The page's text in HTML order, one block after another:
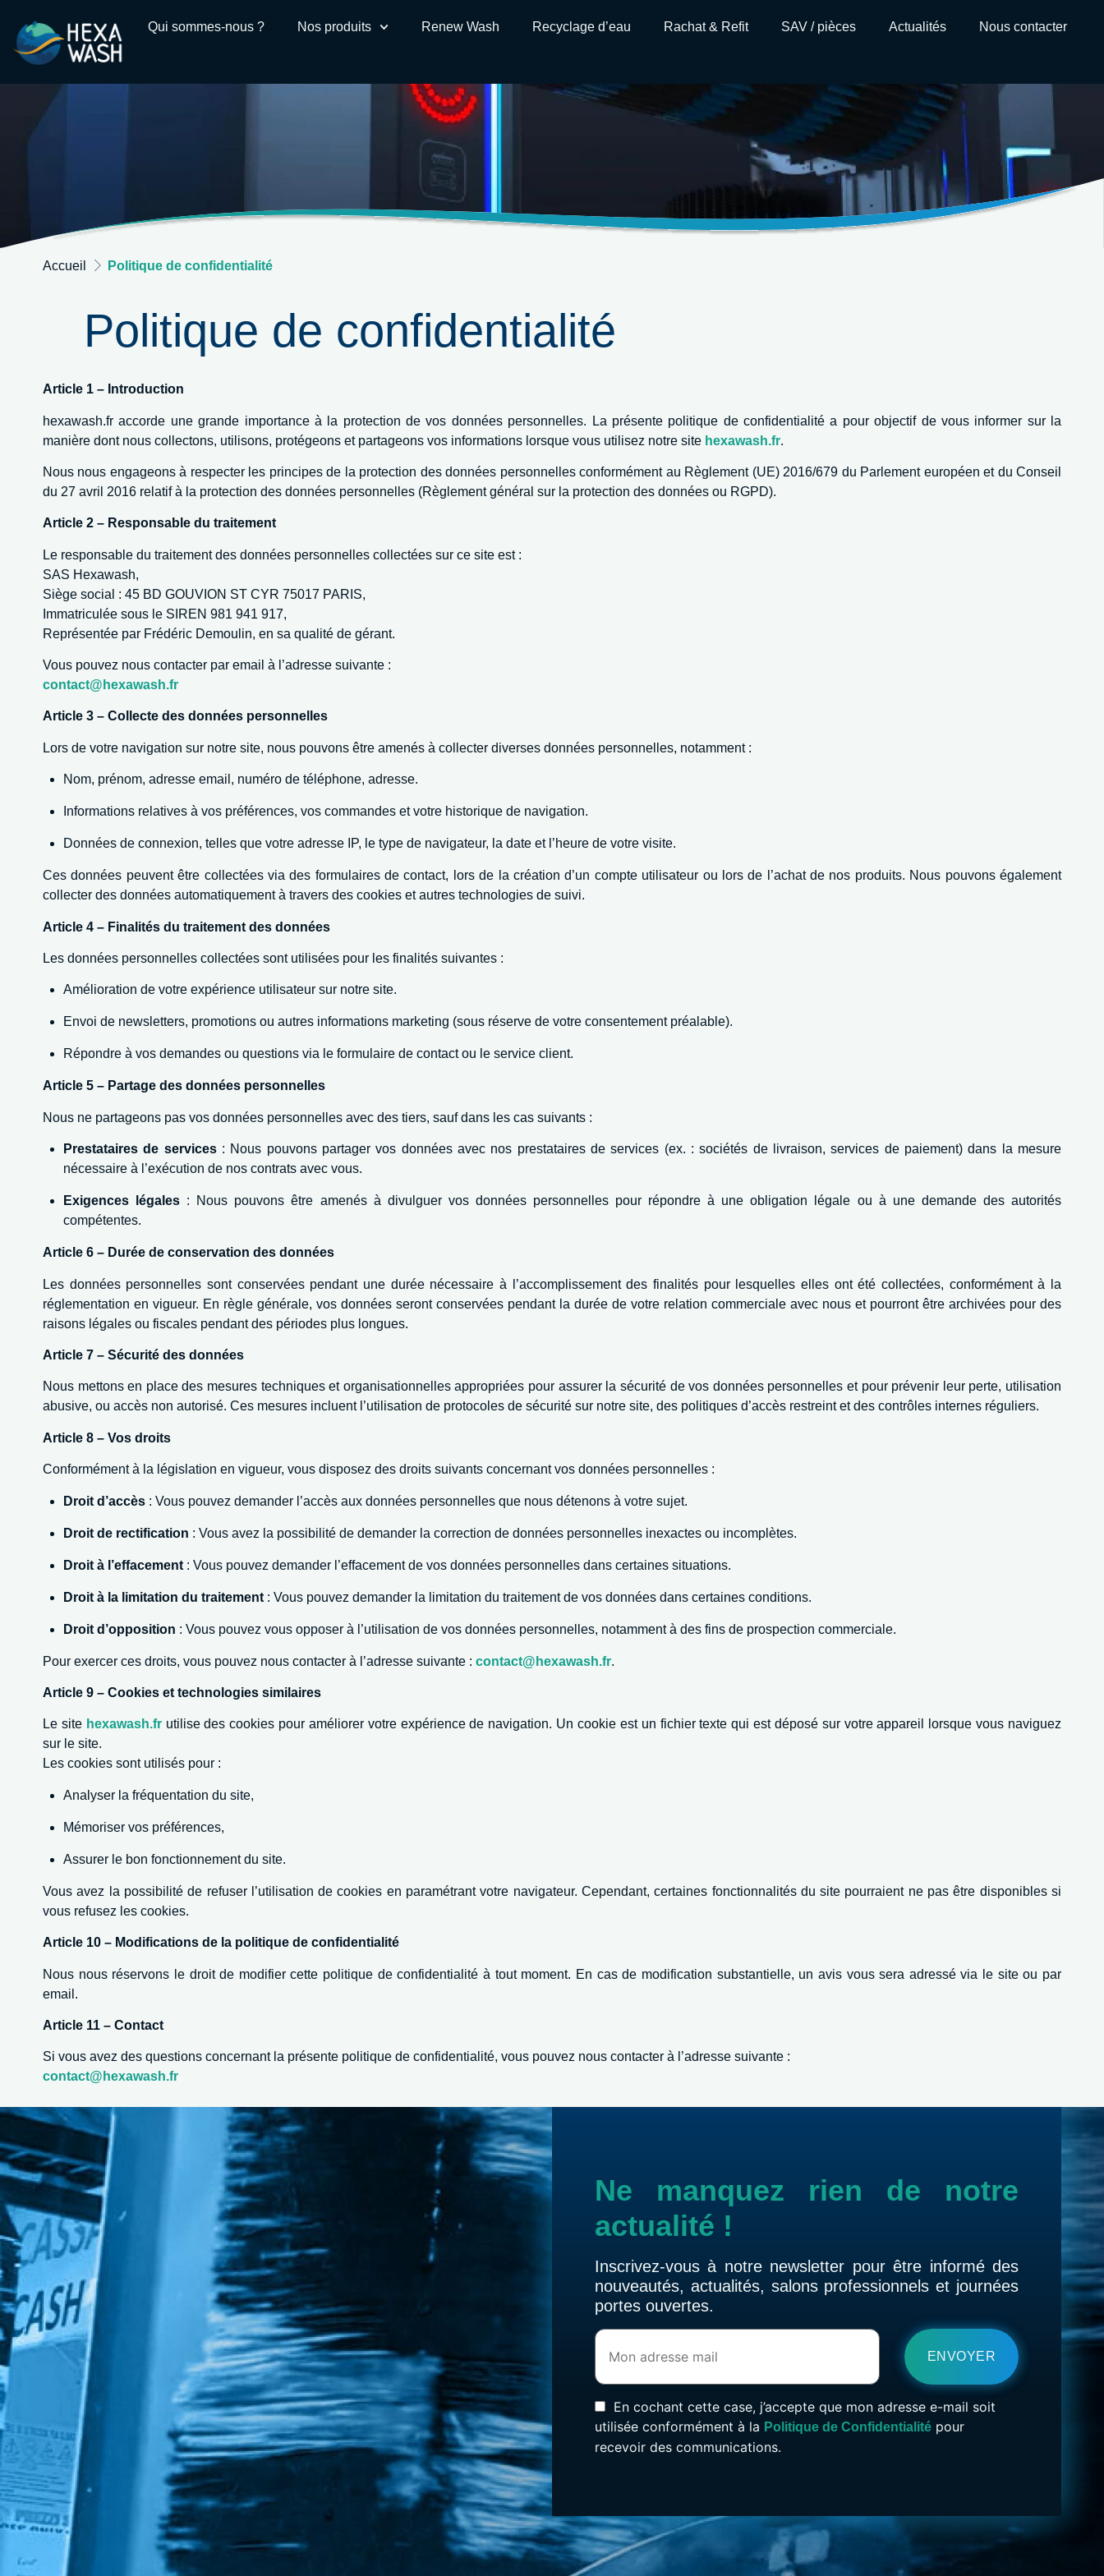
Qui sommes-nous ? Nos produits Renew Wash Recyclage d’eau Rachat & Refit SAV / pièces Actualités Nous contacter
Accueil Politique de confidentialité
Politique de confidentialité
Article 1 – Introduction
hexawash.fr accorde une grande importance à la protection de vos données personnelles. La présente politique de confidentialité a pour objectif de vous informer sur la
manière dont nous collectons, utilisons, protégeons et partageons vos informations lorsque vous utilisez notre site hexawash.fr.
Nous nous engageons à respecter les principes de la protection des données personnelles conformément au Règlement (UE) 2016/679 du Parlement européen et du Conseil
du 27 avril 2016 relatif à la protection des données personnelles (Règlement général sur la protection des données ou RGPD).
Article 2 – Responsable du traitement
Le responsable du traitement des données personnelles collectées sur ce site est :
SAS Hexawash,
Siège social : 45 BD GOUVION ST CYR 75017 PARIS,
Immatriculée sous le SIREN 981 941 917,
Représentée par Frédéric Demoulin, en sa qualité de gérant.
Vous pouvez nous contacter par email à l’adresse suivante :
contact@hexawash.fr
Article 3 – Collecte des données personnelles
Lors de votre navigation sur notre site, nous pouvons être amenés à collecter diverses données personnelles, notamment :
Nom, prénom, adresse email, numéro de téléphone, adresse.
Informations relatives à vos préférences, vos commandes et votre historique de navigation.
Données de connexion, telles que votre adresse IP, le type de navigateur, la date et l’heure de votre visite.
Ces données peuvent être collectées via des formulaires de contact, lors de la création d’un compte utilisateur ou lors de l’achat de nos produits. Nous pouvons également
collecter des données automatiquement à travers des cookies et autres technologies de suivi.
Article 4 – Finalités du traitement des données
Les données personnelles collectées sont utilisées pour les finalités suivantes :
Amélioration de votre expérience utilisateur sur notre site.
Envoi de newsletters, promotions ou autres informations marketing (sous réserve de votre consentement préalable).
Répondre à vos demandes ou questions via le formulaire de contact ou le service client.
Article 5 – Partage des données personnelles
Nous ne partageons pas vos données personnelles avec des tiers, sauf dans les cas suivants :
Prestataires de services: Nous pouvons partager vos données avec nos prestataires de services (ex. : sociétés de livraison, services de paiement) dans la mesure
nécessaire à l’exécution de nos contrats avec vous.
Exigences légales : Nous pouvons être amenés à divulguer vos données personnelles pour répondre à une obligation légale ou à une demande des autorités
compétentes.
Article 6 – Durée de conservation des données
Les données personnelles sont conservées pendant une durée nécessaire à l’accomplissement des finalités pour lesquelles elles ont été collectées, conformément à la
réglementation en vigueur. En règle générale, vos données seront conservées pendant la durée de votre relation commerciale avec nous et pourront être archivées pour des
raisons légales ou fiscales pendant des périodes plus longues.
Article 7 – Sécurité des données
Nous mettons en place des mesures techniques et organisationnelles appropriées pour assurer la sécurité de vos données personnelles et pour prévenir leur perte, utilisation
abusive, ou accès non autorisé. Ces mesures incluent l’utilisation de protocoles de sécurité sur notre site, des politiques d’accès restreint et des contrôles internes réguliers.
Article 8 – Vos droits
Conformément à la législation en vigueur, vous disposez des droits suivants concernant vos données personnelles :
Droit d’accès : Vous pouvez demander l’accès aux données personnelles que nous détenons à votre sujet.
Droit de rectification : Vous avez la possibilité de demander la correction de données personnelles inexactes ou incomplètes.
Droit à l’effacement : Vous pouvez demander l’effacement de vos données personnelles dans certaines situations.
Droit à la limitation du traitement : Vous pouvez demander la limitation du traitement de vos données dans certaines conditions.
Droit d’opposition : Vous pouvez vous opposer à l’utilisation de vos données personnelles, notamment à des fins de prospection commerciale.
Pour exercer ces droits, vous pouvez nous contacter à l’adresse suivante : contact@hexawash.fr.
Article 9 – Cookies et technologies similaires
Le site hexawash.frutilise des cookies pour améliorer votre expérience de navigation. Un cookie est un fichier texte qui est déposé sur votre appareil lorsque vous naviguez
sur le site.
Les cookies sont utilisés pour :
Analyser la fréquentation du site,
Mémoriser vos préférences,
Assurer le bon fonctionnement du site.
Vous avez la possibilité de refuser l’utilisation de cookies en paramétrant votre navigateur. Cependant, certaines fonctionnalités du site pourraient ne pas être disponibles si
vous refusez les cookies.
Article 10 – Modifications de la politique de confidentialité
Nous nous réservons le droit de modifier cette politique de confidentialité à tout moment. En cas de modification substantielle, un avis vous sera adressé via le site ou par
email.
Article 11 – Contact
Si vous avez des questions concernant la présente politique de confidentialité, vous pouvez nous contacter à l’adresse suivante :
contact@hexawash.fr
Ne manquez rien de notre
actualité !
Inscrivez-vous à notre newsletter pour être informé des
nouveautés, actualités, salons professionnels et journées
portes ouvertes.
En cochant cette case, j’accepte que mon adresse e-mail soit
utilisée conformément à la Politique de Confidentialité pour
recevoir des communications.